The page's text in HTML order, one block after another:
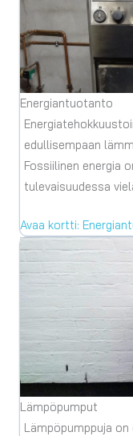
Energiantuotanto
edullisempaan
Fossiilinen energia
tulevaisuudessa
Avaa kortti:
Lämpöpumput
Lämpöpumppuja